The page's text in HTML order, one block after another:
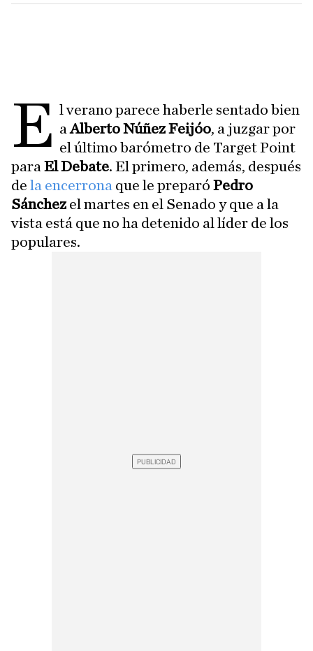
E l verano parece haberle sentado bien
aAlberto Núñez Feijóo, a juzgar por
el último barómetro de Target Point
para El Debate. El primero, además, después
de la encerrona que le preparó Pedro
Sánchezel martes en el Senado y que a la
vista está que no ha detenido al líder de los
populares.